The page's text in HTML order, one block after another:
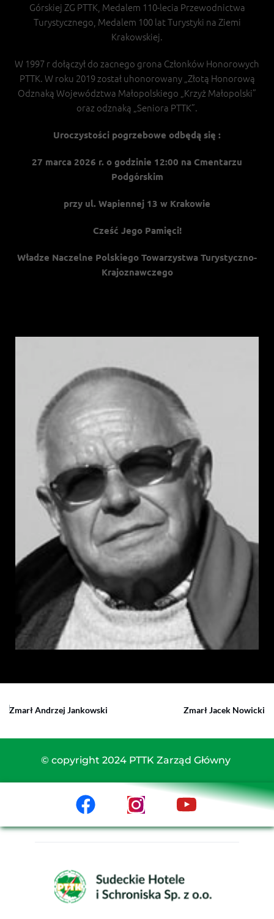
Górskiej ZG PTTK, Medalem 110-lecia Przewodnictwa
Turystycznego, Medalem 100 lat Turystyki na Ziemi
Krakowskiej.
W 1997 r dołączył do zacnego grona Członków Honorowych
PTTK. W roku 2019 został uhonorowany „Złotą Honorową
Odznaką Województwa Małopolskiego „Krzyż Małopolski”
oraz odznaką „Seniora PTTK”.
Uroczystości pogrzebowe odbędą się :
27 marca 2026 r. o godzinie 12:00 na Cmentarzu
Podgórskim
przy ul. Wapiennej 13 w Krakowie
Cześć Jego Pamięci!
Władze Naczelne Polskiego Towarzystwa Turystyczno-
Krajoznawczego
Zmarł Andrzej Jankowski Zmarł Jacek Nowicki
© copyright 2024 PTTK Zarząd Główny